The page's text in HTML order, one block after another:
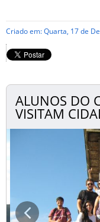
Criado em: Quarta, 17 de
ALUNOS DO
VISITAM